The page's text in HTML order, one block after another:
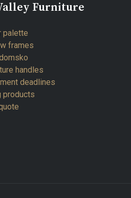
Furniture
palette
frames
handles
deadlines
products